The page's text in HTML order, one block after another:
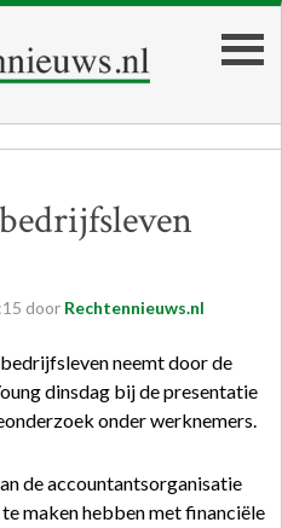
door Rechtennieuws.nl
neemt door de
dinsdag bij de presentatie
onder werknemers.
de accountantsorganisatie
maken hebben met financiële